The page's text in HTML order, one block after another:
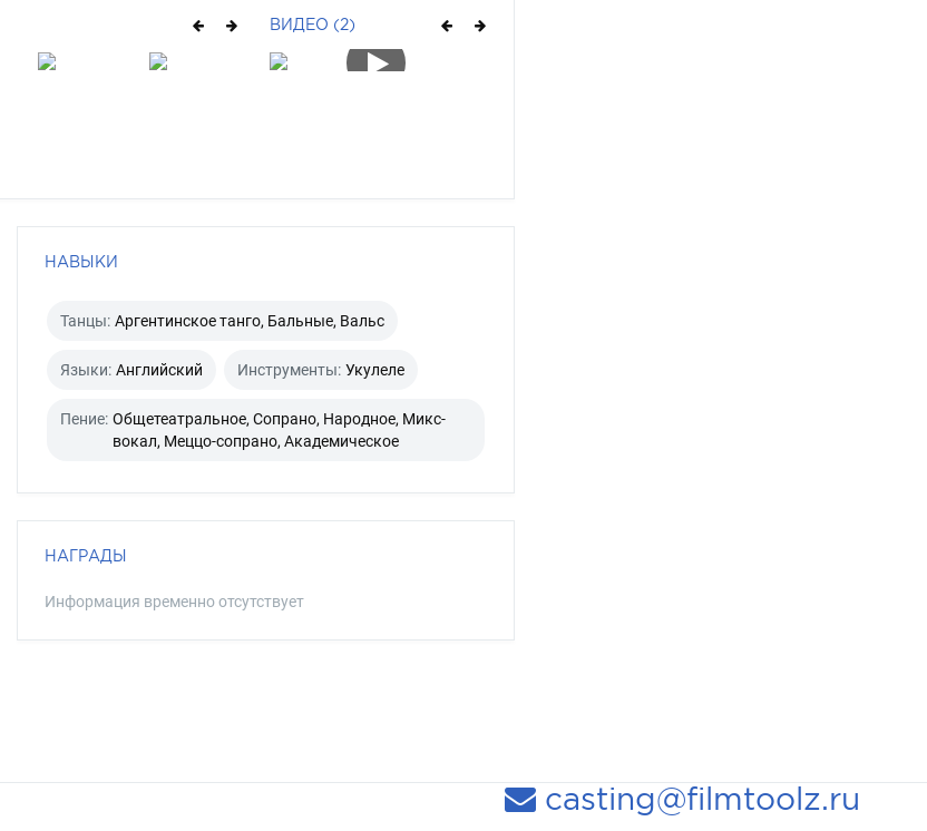
ВИДЕО (2)
НАВЫКИ
Танцы: Аргентинское танго, Бальные, Вальс
Языки: Английский Инструменты: Укулеле
Пение: Общетеатральное, Сопрано, Народное, Микс-
вокал, Меццо-сопрано, Академическое
НАГРАДЫ
Информация временно отсутствует
casting@filmtoolz.ru